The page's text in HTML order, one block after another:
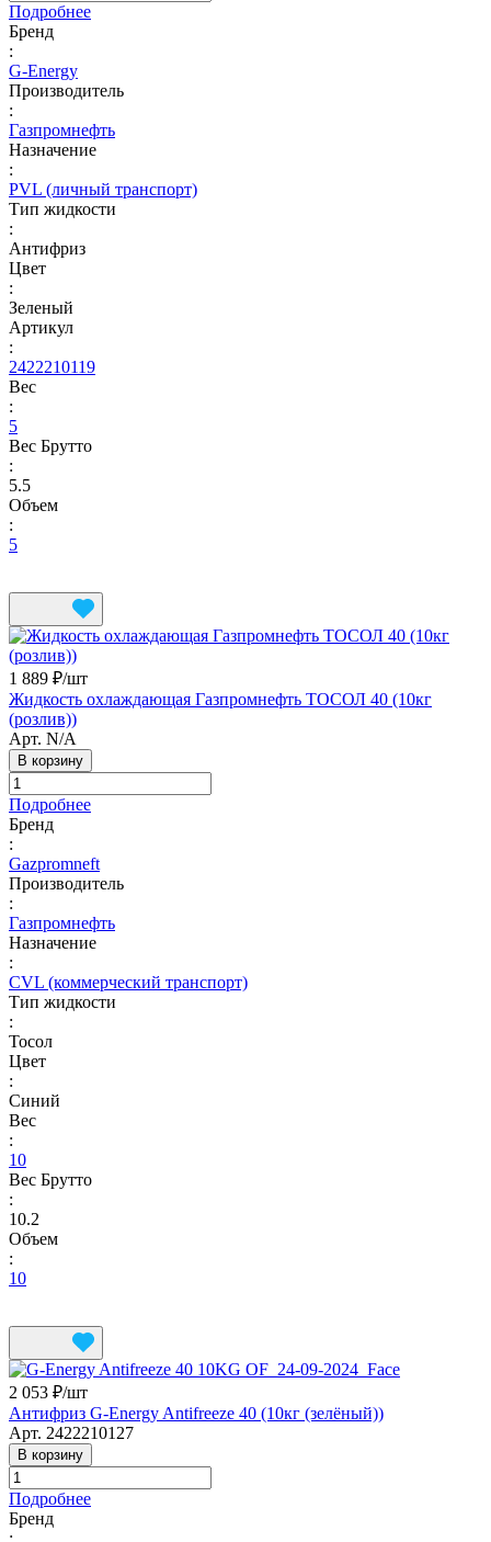
Подробнее
Бренд
:
G-Energy
Производитель
:
Газпромнефть
Назначение
:
PVL (личный транспорт)
Тип жидкости
:
Антифриз
Цвет
:
Зеленый
Артикул
:
2422210119
Вес
:
5
Вес Брутто
:
5.5
Объем
:
5
1 889 ₽/шт
Жидкость охлаждающая Газпромнефть ТОСОЛ 40 (10кг
(розлив))
Арт. N/A
В корзину
Подробнее
Бренд
:
Gazpromneft
Производитель
:
Газпромнефть
Назначение
:
CVL (коммерческий транспорт)
Тип жидкости
:
Тосол
Цвет
:
Синий
Вес
:
10
Вес Брутто
:
10.2
Объем
:
10
2 053 ₽/шт
Антифриз G-Energy Antifreeze 40 (10кг (зелёный))
Арт. 2422210127
В корзину
Подробнее
Бренд
: